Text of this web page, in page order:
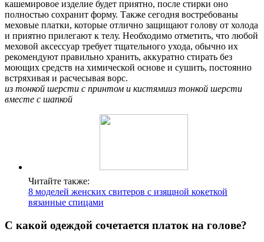
кашемировое изделие будет приятно, после стирки оно
полностью сохранит форму. Также сегодня востребованы
меховые платки, которые отлично защищают голову от холода
и приятно прилегают к телу. Необходимо отметить, что любой
меховой аксессуар требует тщательного ухода, обычно их
рекомендуют правильно хранить, аккуратно стирать без
моющих средств на химической основе и сушить, постоянно
встряхивая и расчесывая ворс.
из тонкой шерсти с принтом и кистямииз тонкой шерсти
вместе с шапкой
Читайте также:
8 моделей женских свитеров с изящной кокеткой
вязанные спицами
С какой одеждой сочетается платок на голове?